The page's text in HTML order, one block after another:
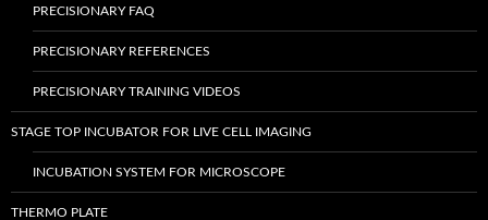
PRECISIONARY FAQ
PRECISIONARY REFERENCES
PRECISIONARY TRAINING VIDEOS
STAGE TOP INCUBATOR FOR LIVE CELL IMAGING
INCUBATION SYSTEM FOR MICROSCOPE
THERMO PLATE